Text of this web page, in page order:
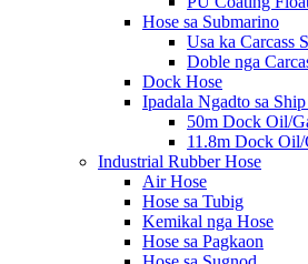
Hose sa Submarino
Usa ka Carcass
Doble nga
Dock Hose
Ipadala Ngadto sa
50m Dock Oil/
11.8m Dock
Industrial Rubber Hose
Air Hose
Hose sa Tubig
Kemikal nga Hose
Hose sa Pagkaon